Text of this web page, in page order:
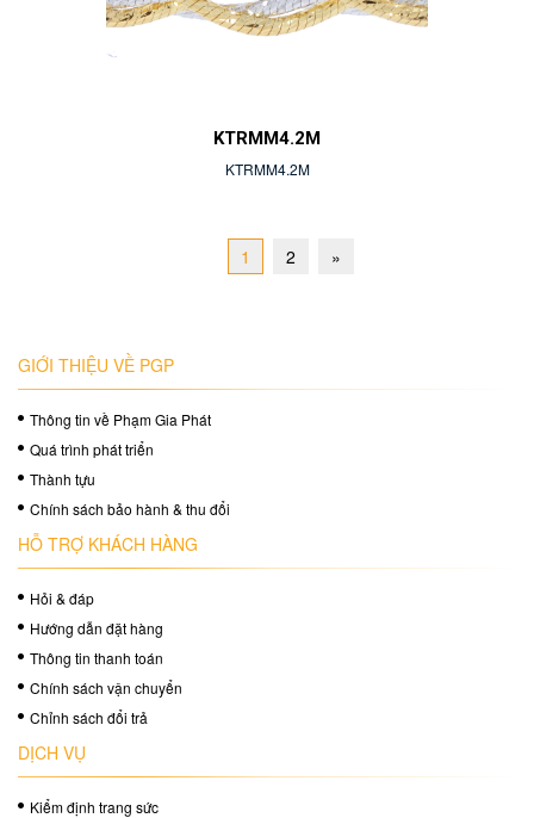
KTRMM4.2M
KTRMM4.2M
1 2
Next
»
GIỚI THIỆU VỀ PGP
Thông tin về Phạm Gia Phát
Quá trình phát triển
Thành tựu
Chính sách bảo hành & thu đổi
HỖ TRỢ KHÁCH HÀNG
Hỏi & đáp
Hướng dẫn đặt hàng
Thông tin thanh toán
Chính sách vận chuyển
Chỉnh sách đổi trả
DỊCH VỤ
Kiểm định trang sức